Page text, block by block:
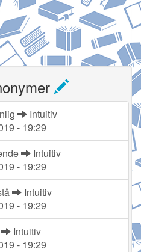
Intuitiv
- 19:29
Intuitiv
- 19:29
Intuitiv
- 19:29
Intuitiv
- 19:29